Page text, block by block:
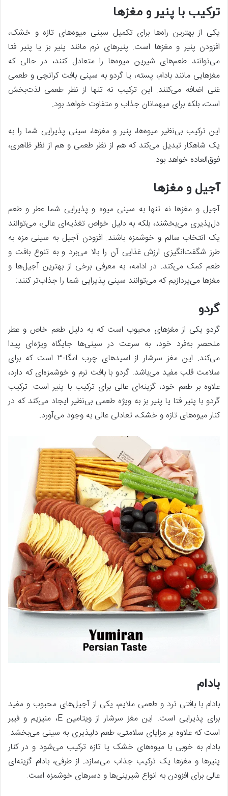
ترکیب با پنیر و مغزها
یکی از بهترین راه‌ها برای تکمیل سینی میوه‌های تازه و خشک،
افزودن پنیر و مغزها است. پنیرهای نرم مانند پنیر بز یا پنیر فتا
می‌توانند طعم‌های شیرین میوه‌ها را متعادل کنند، در حالی که
مغزهایی مانند بادام، پسته، یا گردو به سینی بافت کرانچی و طعمی
غنی اضافه می‌کنند. این ترکیب نه تنها از نظر طعمی لذت‌بخش
است، بلکه برای میهمانان جذاب و متفاوت خواهد بود.
این ترکیب بی‌نظیر میوه‌ها، پنیر و مغزها، سینی پذیرایی شما را به
یک شاهکار تبدیل می‌کند که هم از نظر طعمی و هم از نظر ظاهری،
فوق‌العاده خواهد بود.
آجیل و مغزها
آجیل و مغزها نه تنها به سینی میوه و پذیرایی شما عطر و طعم
دل‌پذیری می‌بخشند، بلکه به دلیل خواص تغذیه‌ای عالی، می‌توانند
یک انتخاب سالم و خوشمزه باشند. افزودن آجیل به سینی مزه به
طرز شگفت‌انگیزی ارزش غذایی آن را بالا می‌برد و به تنوع بافت و
طعم کمک می‌کند. در ادامه، به معرفی برخی از بهترین آجیل‌ها و
مغزها می‌پردازیم که می‌توانند سینی پذیرایی شما را جذاب‌تر کنند:
گردو
گردو یکی از مغزهای محبوب است که به دلیل طعم خاص و عطر
منحصر به‌فرد خود، به سرعت در سینی‌ها جایگاه ویژه‌ای پیدا
می‌کند. این مغز سرشار از اسیدهای چرب امگا-۳ است که برای
سلامت قلب مفید می‌باشد. گردو با بافت نرم و خوشمزه‌ای که دارد،
علاوه بر طعم خود، گزینه‌ای عالی برای ترکیب با پنیر است. ترکیب
گردو با پنیر فتا یا پنیر بز به ویژه طعمی بی‌نظیر ایجاد می‌کند که در
کنار میوه‌های تازه و خشک، تعادلی عالی به وجود می‌آورد.
بادام
بادام با بافتی ترد و طعمی ملایم، یکی از آجیل‌های محبوب و مفید
برای پذیرایی است. این مغز سرشار از ویتامین E، منیزیم و فیبر
است که علاوه بر مزایای سلامتی، طعم دلپذیری به سینی می‌بخشد.
بادام به خوبی با میوه‌های خشک یا تازه ترکیب می‌شود و در کنار
پنیرها و مغزها یک ترکیب جذاب می‌سازد. از طرفی، بادام گزینه‌ای
عالی برای افزودن به انواع شیرینی‌ها و دسرهای خوشمزه است.